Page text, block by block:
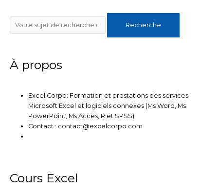
n
k
e
d
n
i
t
t
e
r
c
e
o
o
k
u
t
b
e
s
t
g
r
a
Rechercher
Recherche
À propos
Excel Corpo: Formation et prestations des services
Microsoft Excel et logiciels connexes (Ms Word, Ms
PowerPoint, Ms Acces, R et SPSS)
Contact : contact@excelcorpo.com
Cours Excel